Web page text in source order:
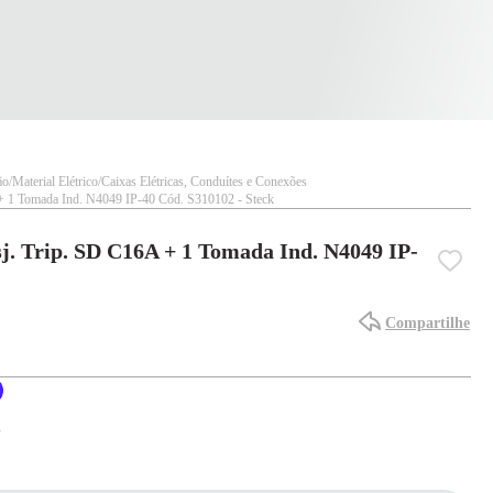
Material Elétrico Caixas Elétricas, Conduítes e Conexões
Tomada Ind. N4049 IP-40 Cód. S310102 - Steck
Trip. SD C16A + 1 Tomada Ind. N4049 IP-
Compartilhe